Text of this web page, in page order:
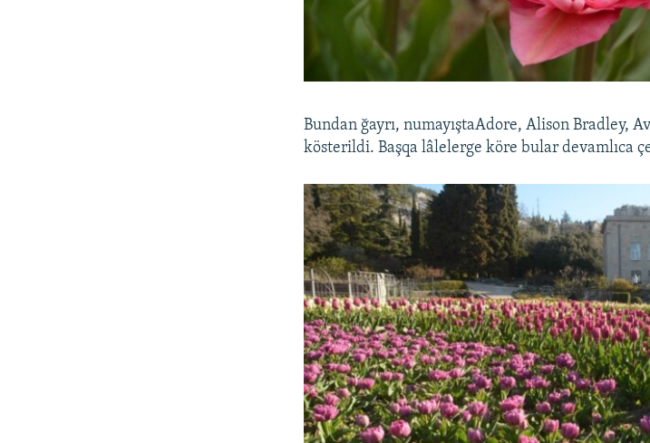
Bundan ğayrı, numayıştaAdore, Alison Bradley,
kösterildi. Başqa lâlelerge köre bular devamlıca